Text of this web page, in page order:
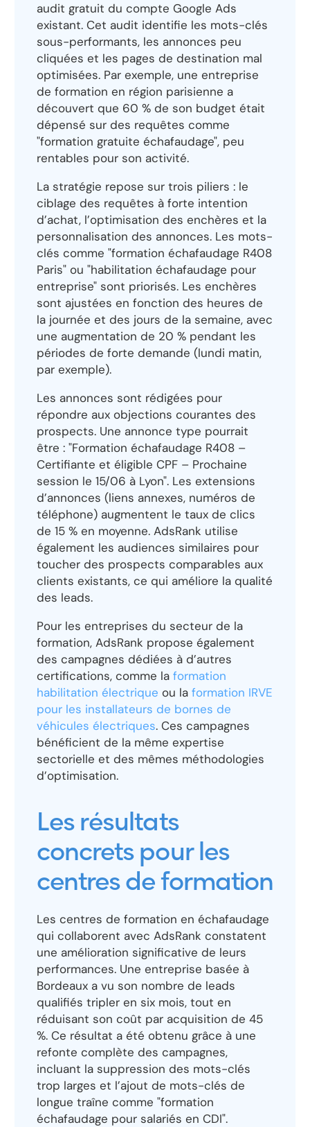
audit gratuit du compte Google Ads
existant. Cet audit identifie les mots-clés
sous-performants, les annonces peu
cliquées et les pages de destination mal
optimisées. Par exemple, une entreprise
de formation en région parisienne a
découvert que 60 % de son budget était
dépensé sur des requêtes comme
"formation gratuite échafaudage", peu
rentables pour son activité.
La stratégie repose sur trois piliers : le
ciblage des requêtes à forte intention
d’achat, l’optimisation des enchères et la
personnalisation des annonces. Les mots-
clés comme "formation échafaudage R408
Paris" ou "habilitation échafaudage pour
entreprise" sont priorisés. Les enchères
sont ajustées en fonction des heures de
la journée et des jours de la semaine, avec
une augmentation de 20 % pendant les
périodes de forte demande (lundi matin,
par exemple).
Les annonces sont rédigées pour
répondre aux objections courantes des
prospects. Une annonce type pourrait
être : "Formation échafaudage R408 –
Certifiante et éligible CPF – Prochaine
session le 15/06 à Lyon". Les extensions
d’annonces (liens annexes, numéros de
téléphone) augmentent le taux de clics
de 15 % en moyenne. AdsRank utilise
également les audiences similaires pour
toucher des prospects comparables aux
clients existants, ce qui améliore la qualité
des leads.
Pour les entreprises du secteur de la
formation, AdsRank propose également
des campagnes dédiées à d’autres
certifications, comme laformation
habilitation électrique ou laformation IRVE
pour les installateurs de bornes de
véhicules électriques. Ces campagnes
bénéficient de la même expertise
sectorielle et des mêmes méthodologies
d’optimisation.
Les résultats
concrets pour les
centres de formation
Les centres de formation en échafaudage
qui collaborent avec AdsRank constatent
une amélioration significative de leurs
performances. Une entreprise basée à
Bordeaux a vu son nombre de leads
qualifiés tripler en six mois, tout en
réduisant son coût par acquisition de 45
%. Ce résultat a été obtenu grâce à une
refonte complète des campagnes,
incluant la suppression des mots-clés
trop larges et l’ajout de mots-clés de
longue traîne comme "formation
échafaudage pour salariés en CDI".